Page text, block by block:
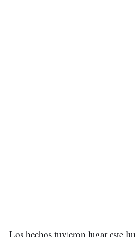
Los hechos tuvieron lugar este